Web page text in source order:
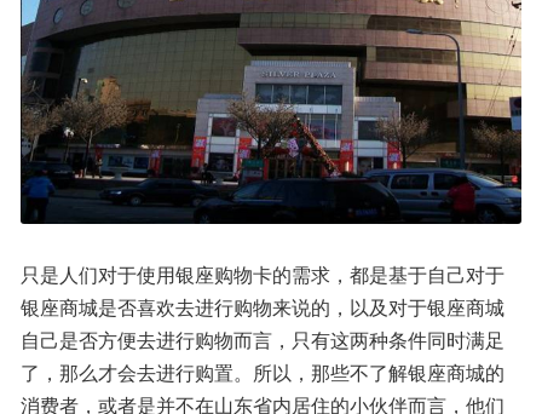
只是人们对于使用银座购物卡的需求，都是基于自己对于
银座商城是否喜欢去进行购物来说的，以及对于银座商城
自己是否方便去进行购物而言，只有这两种条件同时满足
了，那么才会去进行购置。所以，那些不了解银座商城的
消费者，或者是并不在山东省内居住的小伙伴而言，他们